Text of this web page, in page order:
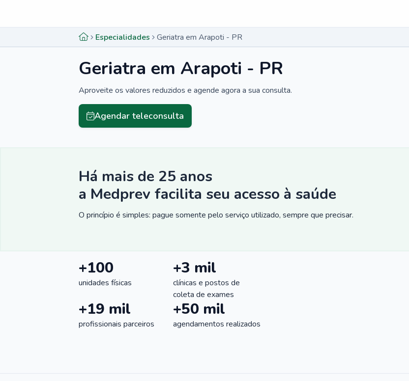
Especialidades Geriatra em Arapoti - PR
Geriatra em Arapoti - PR
Aproveite os valores reduzidos e agende agora a sua consulta.
Agendar teleconsulta
Há mais de 25 anos
a Medprev facilita seu acesso à saúde
O princípio é simples: pague somente pelo serviço utilizado, sempre que precisar.
+100
unidades físicas
+3 mil
clínicas e postos de
coleta de exames
+19 mil
profissionais parceiros
+50 mil
agendamentos realizados